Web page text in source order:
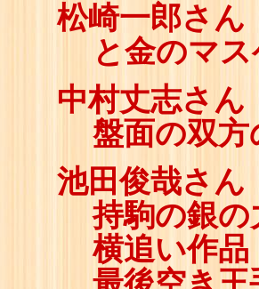
松崎一郎さん
と金のマ
中村丈志さん
盤面の双
池田俊哉さん
持駒の銀
横追い作品